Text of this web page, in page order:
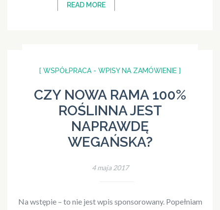
READ MORE
[ WSPÓŁPRACA - WPISY NA ZAMÓWIENIE ]
CZY NOWA RAMA 100%
ROŚLINNA JEST
NAPRAWDĘ
WEGAŃSKA?
4 maja 2017
Na wstępie – to nie jest wpis sponsorowany. Popełniam